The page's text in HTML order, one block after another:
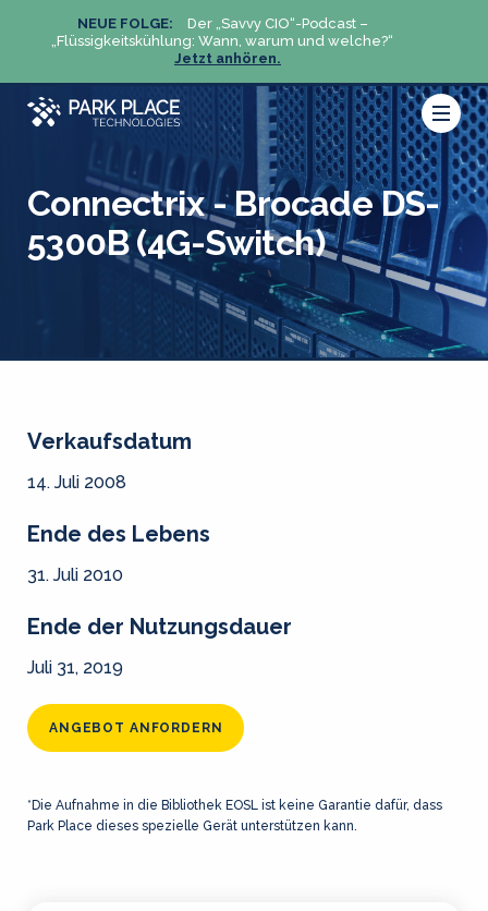
NEUE FOLGE:
Der „Savvy CIO“-Podcast –
„Flüssigkeitskühlung: Wann, warum und welche?“
Jetzt anhören.
Connectrix - Brocade DS-
5300B (4G-Switch)
Verkaufsdatum
14. Juli 2008
Ende des Lebens
31. Juli 2010
Ende der Nutzungsdauer
Juli 31, 2019
ANGEBOT ANFORDERN
*Die Aufnahme in die Bibliothek EOSL ist keine Garantie dafür, dass
Park Place dieses spezielle Gerät unterstützen kann.